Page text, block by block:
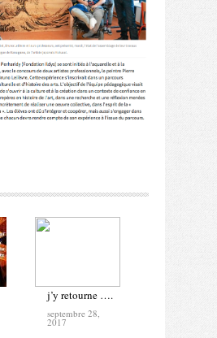
j’y retourne ….
septembre 28,
2017